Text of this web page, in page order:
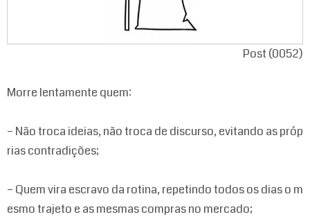
Post (0052)
Morre lentamente quem:
– Não troca ideias, não troca de discurso, evitando as próp
rias contradições;
– Quem vira escravo da rotina, repetindo todos os dias o m
esmo trajeto e as mesmas compras no mercado;